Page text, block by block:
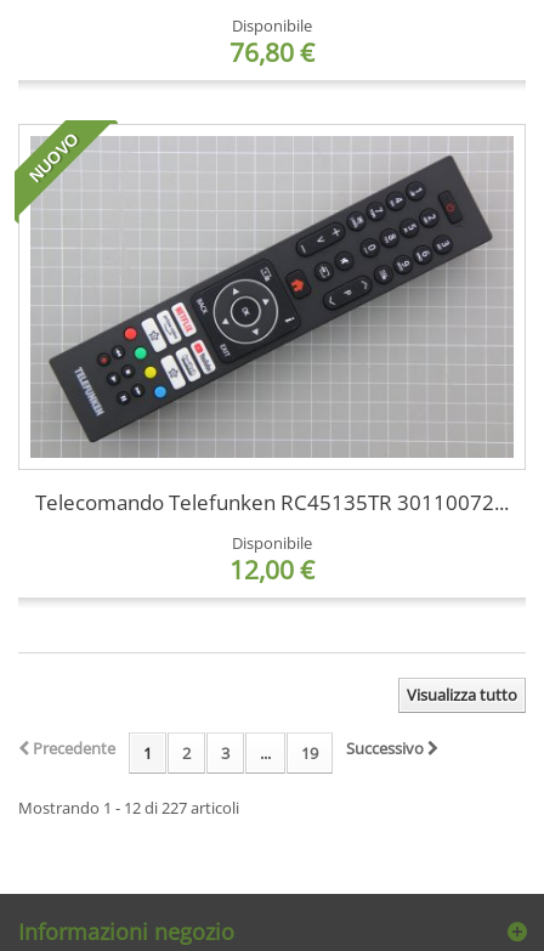
Disponibile
76,80 €
NUOVO
Telecomando Telefunken RC45135TR 30110072...
Disponibile
12,00 €
Visualizza tutto
Precedente 1 2 3 ... 19 Successivo
Mostrando 1 - 12 di 227 articoli
Informazioni negozio